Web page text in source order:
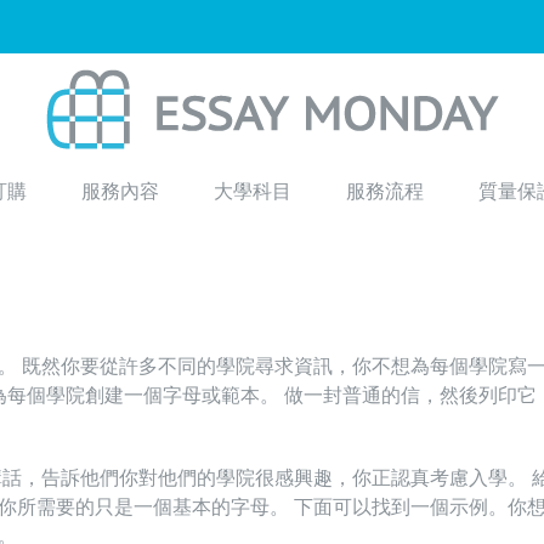
購 服務內容 大學科目 服務流程 質量保
既然你要從許多不同的學院尋求資訊，你不想為每個學院寫
個學院創建一個字母或範本。 做一封普通的信，然後列印它
，告訴他們你對他們的學院很感興趣，你正認真考慮入學。
所需要的只是一個基本的字母。 下面可以找到一個示例。你